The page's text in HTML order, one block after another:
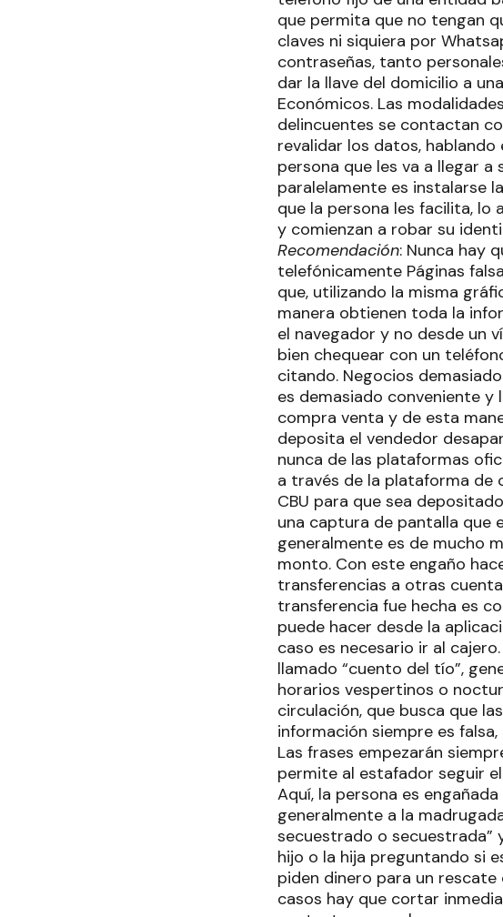
que permita que no tengan
claves ni siquiera por
contraseñas, tanto
dar la llave del domicilio a
Económicos. Las
delincuentes se contactan
revalidar los datos,
persona que les va a llegar a
paralelamente es instalarse
que la persona les facilita,
y comienzan a robar su
Recomendación: Nunca hay
telefónicamente Páginas
que, utilizando la misma
manera obtienen toda la
el navegador y no desde un
bien chequear con un
citando. Negocios
es demasiado conveniente
compra venta y de esta
deposita el vendedor
nunca de las plataformas
a través de la plataforma de
CBU para que sea
una captura de pantalla que
generalmente es de mucho
monto. Con este engaño
transferencias a otras
transferencia fue hecha es
puede hacer desde la
caso es necesario ir al
llamado “cuento del tío”,
horarios vespertinos o
circulación, que busca que
información siempre es
Las frases empezarán
permite al estafador seguir
Aquí, la persona es
generalmente a la
secuestrado o secuestrada”
hijo o la hija preguntando si
piden dinero para un
casos hay que cortar